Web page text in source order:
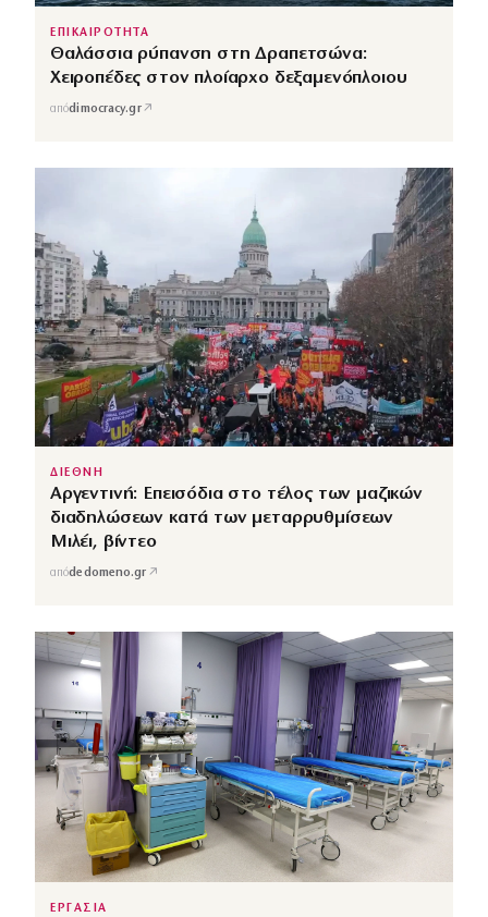
ΕΠΙΚΑΙΡΟΤΗΤΑ
Θαλάσσια ρύπανση στη Δραπετσώνα:
Χειροπέδες στον πλοίαρχο δεξαμενόπλοιου
απόdimocracy.gr↗
ΔΙΕΘΝΗ
Αργεντινή: Επεισόδια στο τέλος των μαζικών
διαδηλώσεων κατά των μεταρρυθμίσεων
Μιλέι, βίντεο
απόdedomeno.gr ↗
ΕΡΓΑΣΙΑ